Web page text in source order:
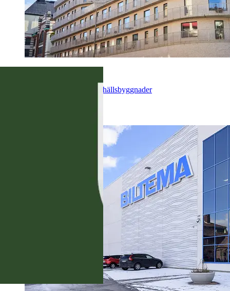
Stommar för bostäder och samhällsbyggnader